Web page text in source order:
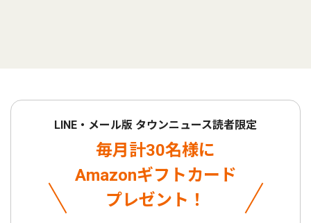
LINE・メール版 タウンニュース読者限定
毎月計30名様に
Amazonギフトカード
プレゼント！